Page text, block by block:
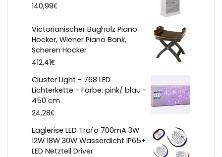
140,99€
Victorianischer Bugholz Piano
Hocker, Wiener Piano Bank,
Scheren Hocker
412,41€
Cluster Light - 768 LED
Lichterkette - Farbe: pink/ blau -
450 cm
24,28€
Eaglerise LED Trafo 700mA 3W
12W 18W 30W Wasserdicht IP65+
LED Netzteil Driver